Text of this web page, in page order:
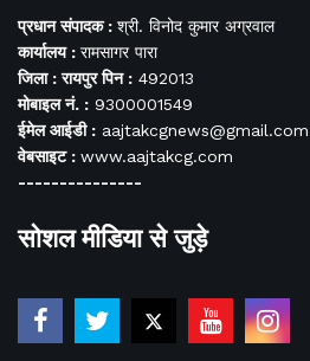
प्रधान संपादक : श्री. विनोद कुमार अग्रवाल
कार्यालय : रामसागर पारा
जिला : रायपुर पिन : 492013
मोबाइल नं. : 9300001549
ईमेल आईडी : aajtakcgnews@gmail.com
वेबसाइट : www.aajtakcg.com
---------------
सोशल मीडिया से जुड़े